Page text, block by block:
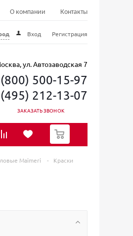
О компании Контакты
Вход Регистрация
ул. Автозаводская 7
500-15-97
212-13-07
ЗАКАЗАТЬ ЗВОНОК
0
Maimeri -
Краски